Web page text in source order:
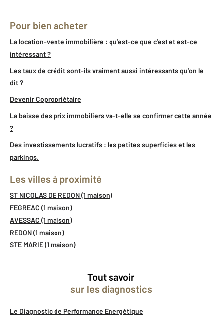
Pour bien acheter
La location-vente immobilière : qu’est-ce que c’est et est-ce
intéressant ?
Les taux de crédit sont-ils vraiment aussi intéressants qu’on le
dit ?
Devenir Copropriétaire
La baisse des prix immobiliers va-t-elle se confirmer cette année
?
Des investissements lucratifs : les petites superficies et les
parkings.
Les villes à proximité
ST NICOLAS DE REDON (1 maison)
FEGREAC (1 maison)
AVESSAC (1 maison)
REDON (1 maison)
STE MARIE (1 maison)
Tout savoir
sur les diagnostics
Le Diagnostic de Performance Energétique